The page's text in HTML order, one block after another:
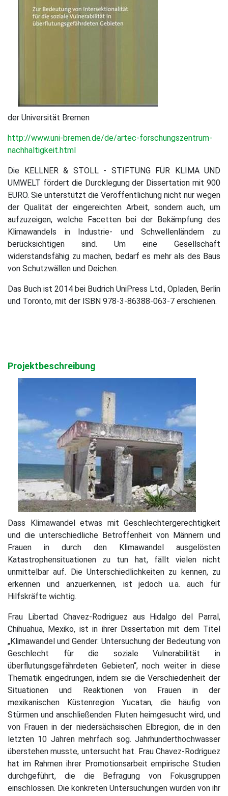
der Universität Bremen
http://www.uni-bremen.de/de/artec-forschungszentrum-
nachhaltigkeit.html
Die KELLNER & STOLL - STIFTUNG FÜR KLIMA UND
UMWELT fördert die Durcklegung der Dissertation mit 900
EURO. Sie unterstützt die Veröffentlichung nicht nur wegen
der Qualität der eingereichten Arbeit, sondern auch, um
aufzuzeigen, welche Facetten bei der Bekämpfung des
Klimawandels in Industrie- und Schwellenländern zu
berücksichtigen sind. Um eine Gesellschaft
widerstandsfähig zu machen, bedarf es mehr als des Baus
von Schutzwällen und Deichen.
Das Buch ist 2014 bei Budrich UniPress Ltd., Opladen, Berlin
und Toronto, mit der ISBN 978-3-86388-063-7 erschienen.
Projektbeschreibung
Dass Klimawandel etwas mit Geschlechtergerechtigkeit
und die unterschiedliche Betroffenheit von Männern und
Frauen in durch den Klimawandel ausgelösten
Katastrophensituationen zu tun hat, fällt vielen nicht
unmittelbar auf. Die Unterschiedlichkeiten zu kennen, zu
erkennen und anzuerkennen, ist jedoch u.a. auch für
Hilfskräfte wichtig.
Frau Libertad Chavez-Rodriguez aus Hidalgo del Parral,
Chihuahua, Mexiko, ist in ihrer Dissertation mit dem Titel
„Klimawandel und Gender: Untersuchung der Bedeutung von
Geschlecht für die soziale Vulnerabilität in
überflutungsgefährdeten Gebieten“, noch weiter in diese
Thematik eingedrungen, indem sie die Verschiedenheit der
Situationen und Reaktionen von Frauen in der
mexikanischen Küstenregion Yucatan, die häufig von
Stürmen und anschließenden Fluten heimgesucht wird, und
von Frauen in der niedersächsischen Elbregion, die in den
letzten 10 Jahren mehrfach sog. Jahrhunderthochwasser
überstehen musste, untersucht hat. Frau Chavez-Rodriguez
hat im Rahmen ihrer Promotionsarbeit empirische Studien
durchgeführt, die die Befragung von Fokusgruppen
einschlossen. Die konkreten Untersuchungen wurden von ihr